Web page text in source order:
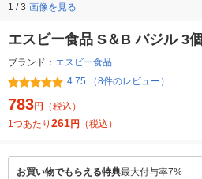
1 / 3 画像を見る
エスビー食品 S＆B バジル 3個
ブランド： エスビー食品
4.75 （8件のレビュー）
783円
（税込）
1つあたり 261円 （税込）
お買い物でもらえる特典最大付与率7%